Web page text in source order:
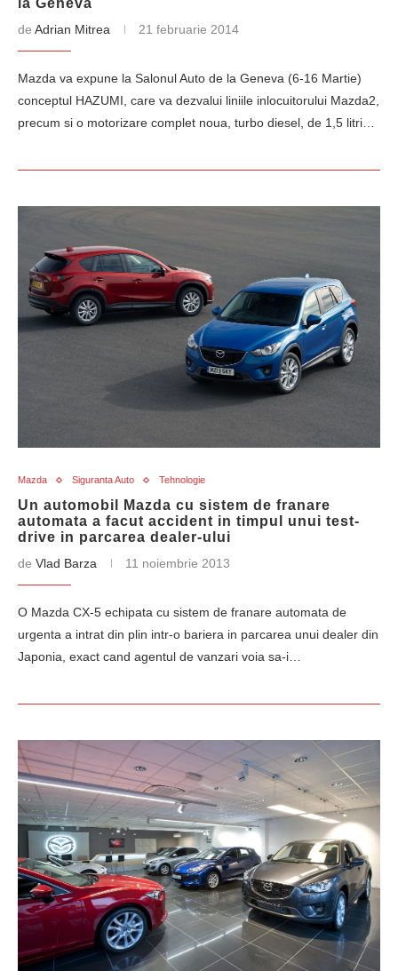
la Geneva
de Adrian Mitrea 21 februarie 2014
Mazda va expune la Salonul Auto de la Geneva (6-16 Martie)
conceptul HAZUMI, care va dezvalui liniile inlocuitorului Mazda2,
precum si o motorizare complet noua, turbo diesel, de 1,5 litri…
Mazda Siguranta Auto Tehnologie
Un automobil Mazda cu sistem de franare
automata a facut accident in timpul unui test-
drive in parcarea dealer-ului
de Vlad Barza 11 noiembrie 2013
O Mazda CX-5 echipata cu sistem de franare automata de
urgenta a intrat din plin intr-o bariera in parcarea unui dealer din
Japonia, exact cand agentul de vanzari voia sa-i…